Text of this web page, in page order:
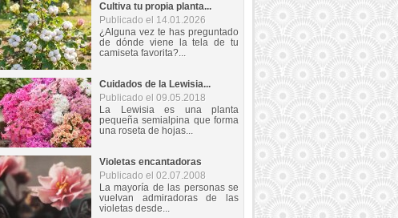
Cultiva tu propia planta...
Publicado el 14.01.2026
¿Alguna vez te has preguntado
de dónde viene la tela de tu
camiseta favorita?...
Cuidados de la Lewisia...
Publicado el 09.05.2018
La Lewisia es una planta
pequeña semialpina que forma
una roseta de hojas...
Violetas encantadoras
Publicado el 02.07.2008
La mayoría de las personas se
vuelvan admiradoras de las
violetas desde...